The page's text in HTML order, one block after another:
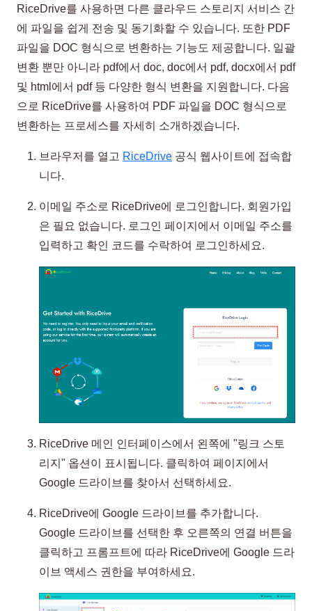
RiceDrive를 사용하면 다른 클라우드 스토리지 서비스 간
에 파일을 쉽게 전송 및 동기화할 수 있습니다. 또한 PDF
파일을 DOC 형식으로 변환하는 기능도 제공합니다. 일괄
변환 뿐만 아니라 pdf에서 doc, doc에서 pdf, docx에서 pdf
및 html에서 pdf 등 다양한 형식 변환을 지원합니다. 다음
으로 RiceDrive를 사용하여 PDF 파일을 DOC 형식으로
변환하는 프로세스를 자세히 소개하겠습니다.
브라우저를 열고 RiceDrive 공식 웹사이트에 접속합
니다.
이메일 주소로 RiceDrive에 로그인합니다. 회원가입
은 필요 없습니다. 로그인 페이지에서 이메일 주소를
입력하고 확인 코드를 수락하여 로그인하세요.
RiceDrive 메인 인터페이스에서 왼쪽에 "링크 스토
리지" 옵션이 표시됩니다. 클릭하여 페이지에서
Google 드라이브를 찾아서 선택하세요.
RiceDrive에 Google 드라이브를 추가합니다.
Google 드라이브를 선택한 후 오른쪽의 연결 버튼을
클릭하고 프롬프트에 따라 RiceDrive에 Google 드라
이브 액세스 권한을 부여하세요.